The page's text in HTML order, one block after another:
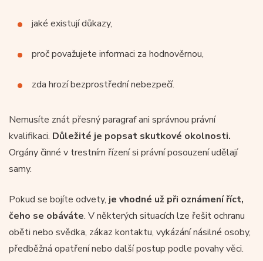
jaké existují důkazy,
proč považujete informaci za hodnověrnou,
zda hrozí bezprostřední nebezpečí.
Nemusíte znát přesný paragraf ani správnou právní
kvalifikaci. Důležité je popsat skutkové okolnosti.
Orgány činné v trestním řízení si právní posouzení udělají
samy.
Pokud se bojíte odvety, je vhodné už při oznámení říct,
čeho se obáváte. V některých situacích lze řešit ochranu
oběti nebo svědka, zákaz kontaktu, vykázání násilné osoby,
předběžná opatření nebo další postup podle povahy věci.